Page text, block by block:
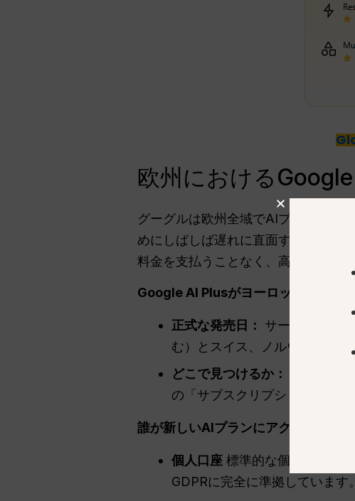
欧州における
グーグルは欧州全域でAIプラス・プ
めにしばしば遅れに直面する。
料金を支払うことなく、高度なAIツ
Google AI Plusがヨーロッパでリリ
正式な発売日： サービス開始は
む）とスイス、ノルウェーに
どこで見つけるか：
新しいプ
の「サブスクリプション」タ
誰が新しいAIプランにアクセスでき
個人口座 標準的な個人用Gmail
GDPRに完全に準拠しています